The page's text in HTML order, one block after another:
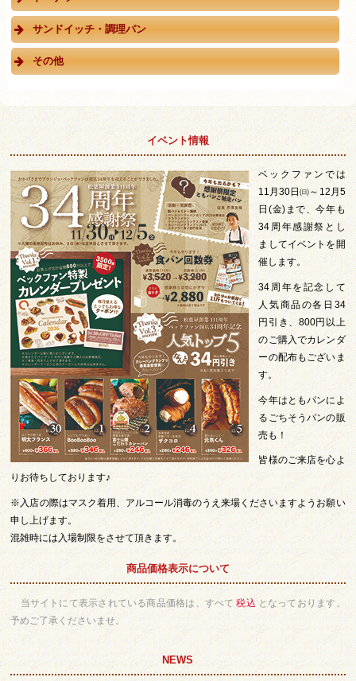
サンドイッチ・調理パン
その他
イベント情報
ベックファンでは
11月30日㈰～12月5
日(金)まで、今年も
34周年感謝祭とし
ましてイベントを開
催します。
34周年を記念して
人気商品の各日34
円引き、800円以上
のご購入でカレンダ
ーの配布もございま
す。
今年はともパンによ
るごちそうパンの販
売も！
皆様のご来店を心よ
りお待ちしております♪
※入店の際はマスク着用、アルコール消毒のうえ来場くださいますようお願い
申し上げます。
混雑時には入場制限をさせて頂きます。
商品価格表示について
当サイトにて表示されている商品価格は、すべて 税込 となっております。
予めご了承くださいませ。
NEWS